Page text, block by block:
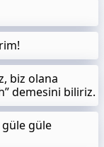
biz olana
demesini biliriz.
güle güle